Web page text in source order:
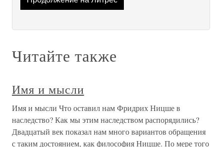
Читайте также
Имя и мысли
Имя и мысли Что оставил нам Фридрих Ницше в
наследство? Как мы этим наследством распорядились?
Двадцатый век показал нам много вариантов обращения
с таким достоянием, как философия Ницше. По мере того